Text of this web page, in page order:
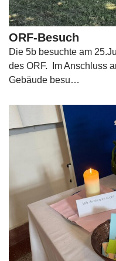
ORF-Besuch
Die 5b besuchte am
des ORF. Im Anschluss
Gebäude besu…